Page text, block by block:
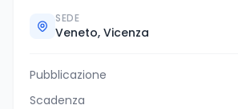
SEDE
Veneto, Vicenza
Pubblicazione
Scadenza